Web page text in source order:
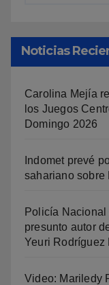
Noticias
Carolina Mejía
los Juegos
Domingo 2026
Indomet prevé
sahariano sobre
Policía Nacional
presunto autor
Yeuri Rodríguez
Video: Mariledy